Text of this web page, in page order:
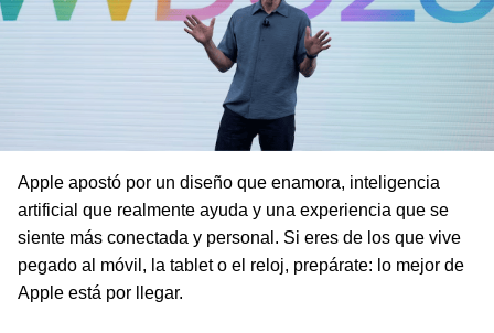
Apple apostó por un diseño que enamora, inteligencia
artificial que realmente ayuda y una experiencia que se
siente más conectada y personal. Si eres de los que vive
pegado al móvil, la tablet o el reloj, prepárate: lo mejor de
Apple está por llegar.